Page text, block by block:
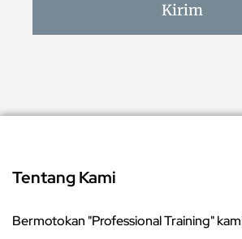
Kirim
Tentang Kami
Bermotokan "Professional Training"